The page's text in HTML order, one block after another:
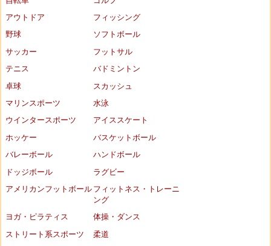
アウトドア
フィッシング
野球
ソフトボール
サッカー
フットサル
テニス
バドミントン
卓球
スカッシュ
マリンスポーツ
水泳
ウインタースポーツ
アイススケート
ホッケー
バスケットボール
バレーボール
ハンドボール
ドッジボール
ラグビー
アメリカンフットボール フィットネス・トレーニ
ング
ヨガ・ピラティス
体操・ダンス
ストリート系スポーツ
柔道